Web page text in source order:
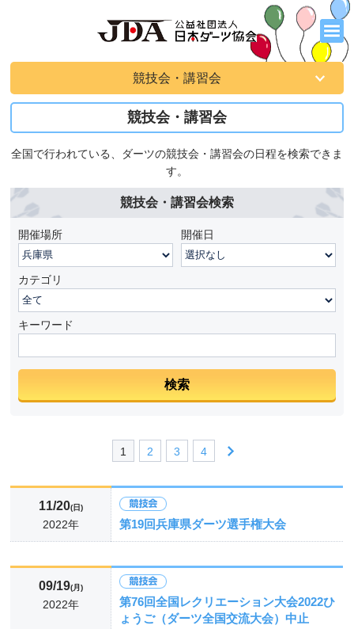
競技会・講習会
競技会・講習会
全国で行われている、ダーツの競技会・講習会の日程を検索できま
す。
競技会・講習会検索
開催場所 開催日
カテゴリ
キーワード
1 2 3 4
11/20(日)
2022年 第19回兵庫県ダーツ選手権大会
09/19(月)
2022年
第76回全国レクリエーション大会2022ひ
ょうご（ダーツ全国交流大会）中止